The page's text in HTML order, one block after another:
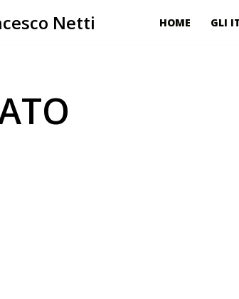
Netti HOME GLI